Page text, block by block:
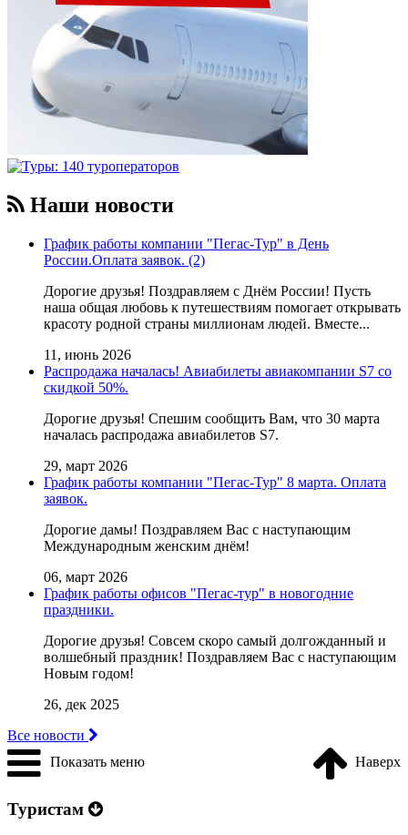
Наши новости
График работы компании "Пегас-Тур" в День
России.Оплата заявок. (2)
Дорогие друзья! Поздравляем с Днём России! Пусть
наша общая любовь к путешествиям помогает открывать
красоту родной страны миллионам людей. Вместе...
11, июнь 2026
Распродажа началась! Авиабилеты авиакомпании S7 со
скидкой 50%.
Дорогие друзья! Cпешим сообщить Вам, что 30 марта
началась распродажа авиабилетов S7.
29, март 2026
График работы компании "Пегас-Тур" 8 марта. Оплата
заявок.
Дорогие дамы! Поздравляем Вас с наступающим
Международным женским днём!
06, март 2026
График работы офисов "Пегас-тур" в новогодние
праздники.
Дорогие друзья! Совсем скоро самый долгожданный и
волшебный праздник! Поздравляем Вас с наступающим
Новым годом!
26, дек 2025
Все новости
Показать меню
Наверх
Туристам